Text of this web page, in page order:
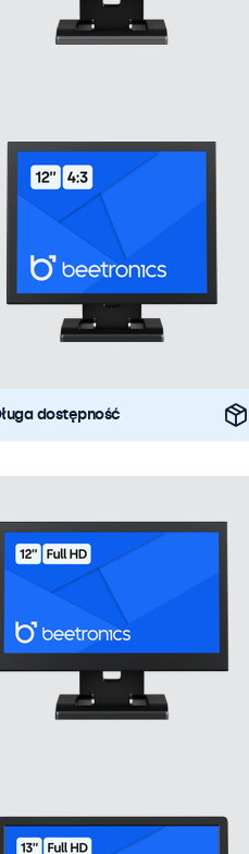
dostępność